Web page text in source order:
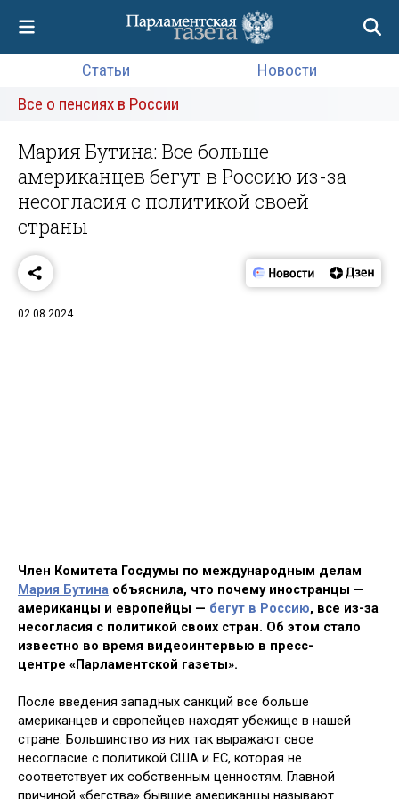
Статьи
Новости
Все о пенсиях в России
Мария Бутина: Все больше
американцев бегут в Россию из-за
несогласия с политикой своей
страны
02.08.2024
Член Комитета Госдумы по международным делам
Мария Бутина объяснила, что почему иностранцы —
американцы и европейцы — бегут в Россию, все из-за
несогласия с политикой своих стран. Об этом стало
известно во время видеоинтервью в пресс-
центре «Парламентской газеты».
После введения западных санкций все больше
американцев и европейцев находят убежище в нашей
стране. Большинство из них так выражают свое
несогласие с политикой США и ЕС, которая не
соответствует их собственным ценностям. Главной